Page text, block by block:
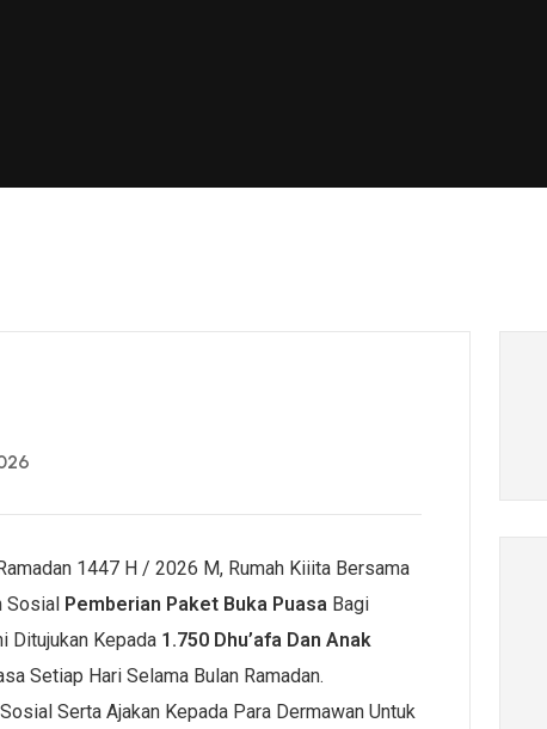
1447 H / 2026 M, Rumah Kiiita Bersama
Sosial Pemberian Paket Buka Puasa Bagi
Ditujukan Kepada 1.750 Dhu’afa Dan Anak
Setiap Hari Selama Bulan Ramadan.
Serta Ajakan Kepada Para Dermawan Untuk